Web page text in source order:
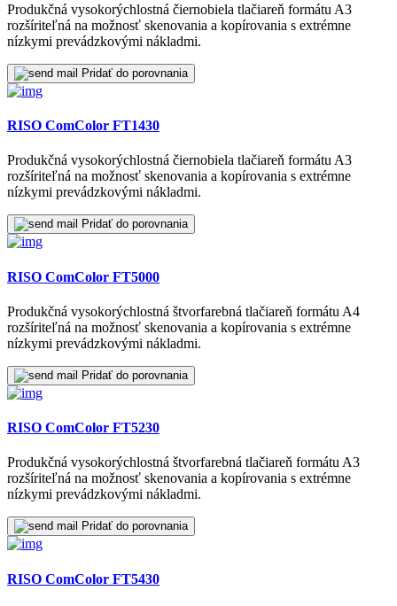
Produkčná vysokorýchlostná čiernobiela tlačiareň formátu A3
rozšíriteľná na možnosť skenovania a kopírovania s extrémne
nízkymi prevádzkovými nákladmi.
Pridať do porovnania
RISO ComColor FT1430
Produkčná vysokorýchlostná čiernobiela tlačiareň formátu A3
rozšíriteľná na možnosť skenovania a kopírovania s extrémne
nízkymi prevádzkovými nákladmi.
Pridať do porovnania
RISO ComColor FT5000
Produkčná vysokorýchlostná štvorfarebná tlačiareň formátu A4
rozšíriteľná na možnosť skenovania a kopírovania s extrémne
nízkymi prevádzkovými nákladmi.
Pridať do porovnania
RISO ComColor FT5230
Produkčná vysokorýchlostná štvorfarebná tlačiareň formátu A3
rozšíriteľná na možnosť skenovania a kopírovania s extrémne
nízkymi prevádzkovými nákladmi.
Pridať do porovnania
RISO ComColor FT5430